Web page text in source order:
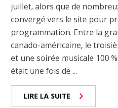
juillet, alors que de
convergé vers le site pour
programmation. Entre la
canado-américaine, le
et une soirée musicale 100
était une fois de ...
LIRE LA SUITE